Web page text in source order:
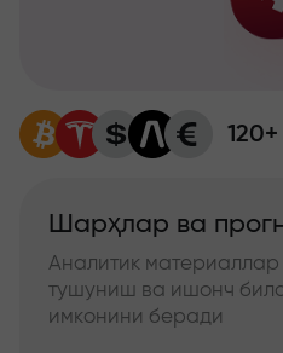
Шарҳлар ва
Аналитик материаллар
тушуниш ва ишонч
имконини беради